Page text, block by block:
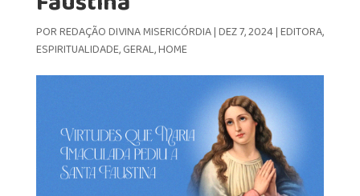
PORREDAÇÃO DIVINA MISERICÓRDIA|DEZ 7, 2024|EDITORA,
ESPIRITUALIDADE,GERAL,HOME